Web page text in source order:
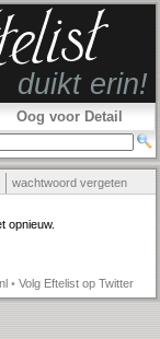
Oog voor Detail
wachtwoord vergeten
opnieuw.
• Volg Eftelist op Twitter